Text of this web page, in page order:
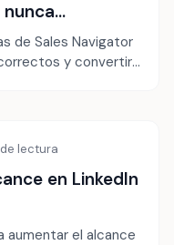
de Sales Navigator
y convertir
lectura
en LinkedIn
aumentar el alcance